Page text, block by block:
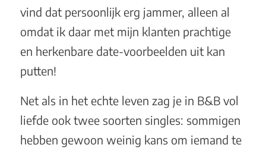
vind dat persoonlijk erg jammer, alleen al
omdat ik daar met mijn klanten prachtige
en herkenbare date-voorbeelden uit kan
putten!
Net als in het echte leven zag je in B&B vol
liefde ook twee soorten singles: sommigen
hebben gewoon weinig kans om iemand te